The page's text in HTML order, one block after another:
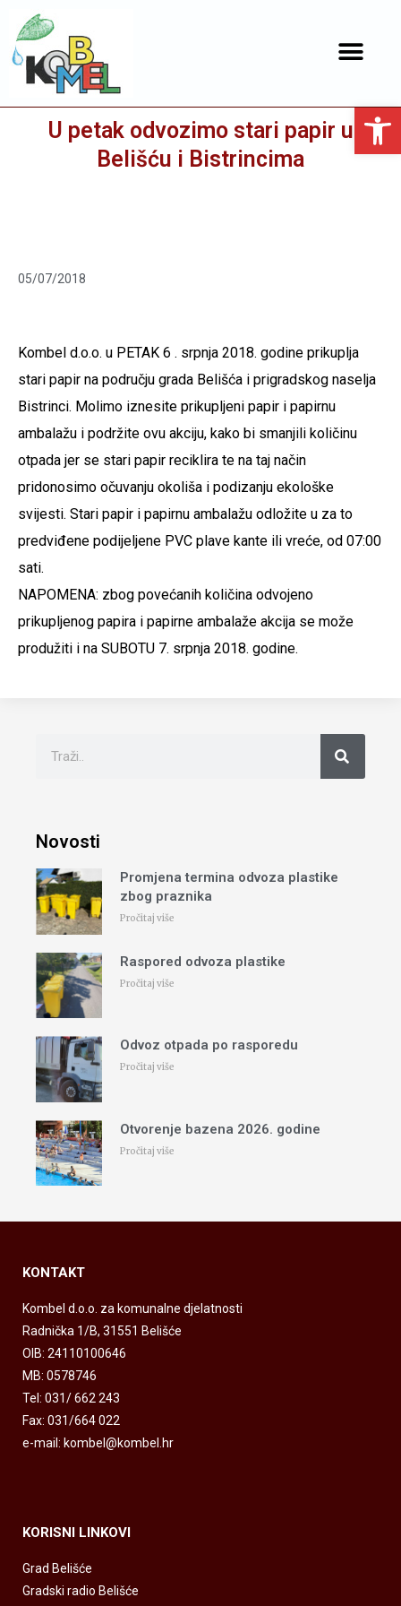
Open toolbar
U petak odvozimo stari papir u
Belišću i Bistrincima
05/07/2018
Kombel d.o.o. u PETAK 6 . srpnja 2018. godine prikuplja
stari papir na području grada Belišća i prigradskog naselja
Bistrinci. Molimo iznesite prikupljeni papir i papirnu
ambalažu i podržite ovu akciju, kako bi smanjili količinu
otpada jer se stari papir reciklira te na taj način
pridonosimo očuvanju okoliša i podizanju ekološke
svijesti. Stari papir i papirnu ambalažu odložite u za to
predviđene podijeljene PVC plave kante ili vreće, od 07:00
sati.
NAPOMENA: zbog povećanih količina odvojeno
prikupljenog papira i papirne ambalaže akcija se može
produžiti i na SUBOTU 7. srpnja 2018. godine.
Novosti
Promjena termina odvoza plastike
zbog praznika
Pročitaj više
Raspored odvoza plastike
Pročitaj više
Odvoz otpada po rasporedu
Pročitaj više
Otvorenje bazena 2026. godine
Pročitaj više
KONTAKT
Kombel d.o.o. za komunalne djelatnosti
Radnička 1/B, 31551 Belišće
OIB: 24110100646
MB: 0578746
Tel: 031/ 662 243
Fax: 031/664 022
e-mail: kombel@kombel.hr
KORISNI LINKOVI
Grad Belišće
Gradski radio Belišće